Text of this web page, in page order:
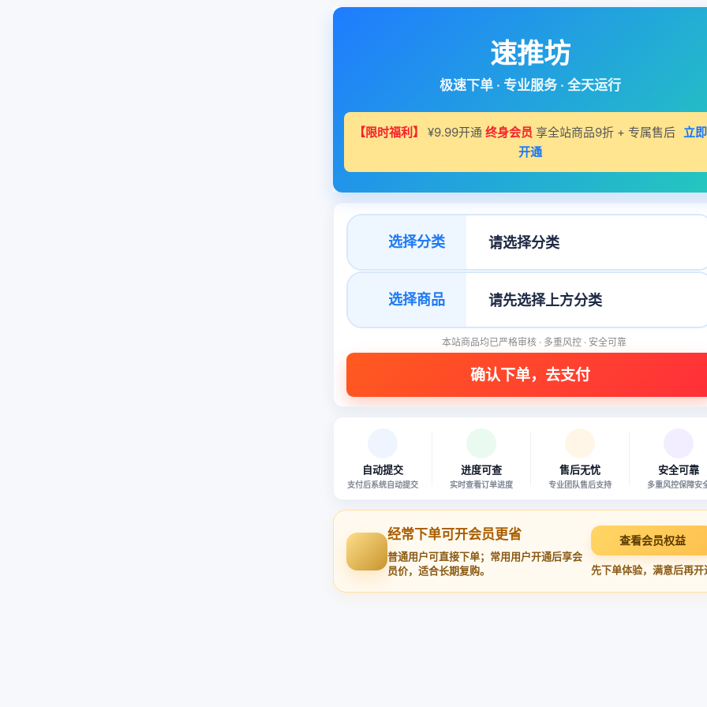
速推坊
极速下单 · 专业服务 · 全天运行
【限时福利】 ¥9.99开通终身会员享全站商品9折 + 专属售后 立即
开通
选择商品
本站商品均已严格审核 · 多重风控 · 安全可靠
自动提交
支付后系统自动提交
进度可查
实时查看订单进度
售后无忧
专业团队售后支持
安全可靠
多重风控保障安
经常下单可开会员更省